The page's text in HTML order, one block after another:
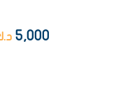
5,000